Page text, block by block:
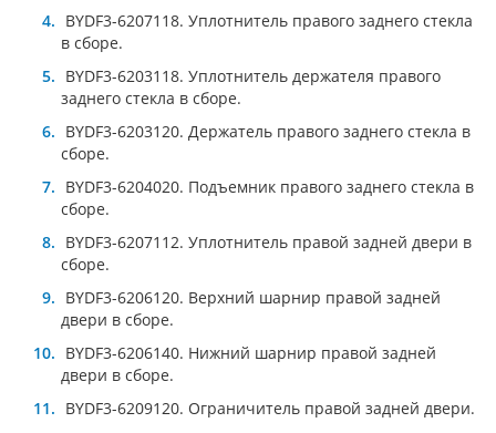
BYDF3-6207118. Уплотнитель правого заднего стекла
в сборе.
BYDF3-6203118. Уплотнитель держателя правого
заднего стекла в сборе.
BYDF3-6203120. Держатель правого заднего стекла в
сборе.
BYDF3-6204020. Подъемник правого заднего стекла в
сборе.
BYDF3-6207112. Уплотнитель правой задней двери в
сборе.
BYDF3-6206120. Верхний шарнир правой задней
двери в сборе.
BYDF3-6206140. Нижний шарнир правой задней
двери в сборе.
BYDF3-6209120. Ограничитель правой задней двери.